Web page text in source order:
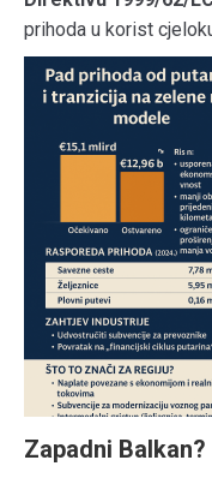
prihoda u korist
Zapadni Balkan?